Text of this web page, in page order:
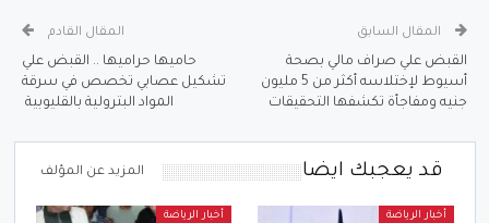
المقال السابق
القبض علي صراف مالي بصحة
أسيوط لإختلاسه أكثر من 5 مليون
جنيه ومفاجأة تكشفها التحقيقات
المقال القادم
حاميها حراميها .. القبض علي
تشكيل عصابي تخصص في سرقة
المواد البترولية بالقليوبية
قد يعجبك ايضا المزيد عن المؤلف
أخبار الرياضة أخبار الرياضة